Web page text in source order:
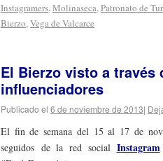
Instagramers,Molinaseca,Patronato de
Bierzo,Vega de Valcarce
El Bierzo visto a través
influenciadores
Publicado el 6 de noviembre de 2013|
El fin de semana del 15 al 17 de
seguidos de la red social Instagram